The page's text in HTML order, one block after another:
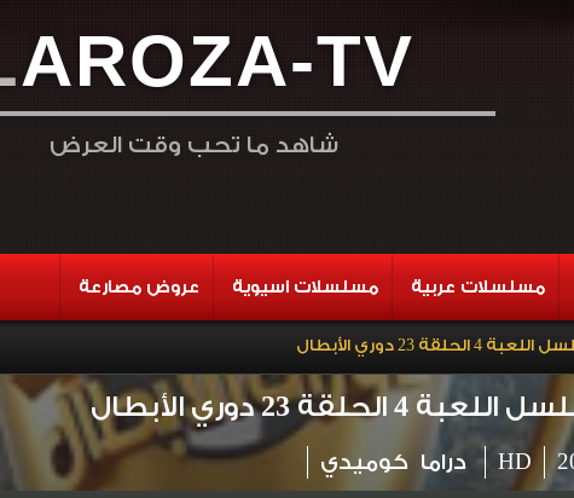
AROZA-TV
شاهد ما تحب وقت العرض
مسلسلات عربية مسلسلات اسيوية عروض مصارعة
4 الحلقة 23 دوري الأبطال
4 الحلقة 23 دوري الأبطال
HD دراما كوميدي